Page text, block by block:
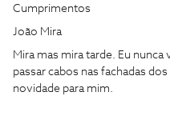
Cumprimentos
João Mira
Mira mas mira tarde. Eu nunca
passar cabos nas fachadas
novidade para mim.